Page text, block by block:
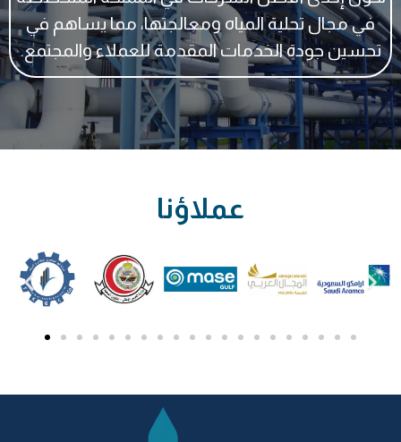
في مجال تحلية المياه ومعالجتها، مما يساهم في
تحسين جودة الخدمات المقدمة للعملاء والمجتمع.
عملاؤنا